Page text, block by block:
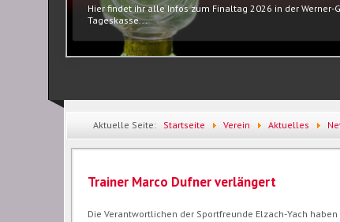
Hier findet ihr alle Infos zum Finaltag 2026 in der
Tageskasse...
Aktuelle Seite: Startseite Verein Aktuelles
Trainer Marco Dufner verlängert
Die Verantwortlichen der Sportfreunde Elzach-Yach